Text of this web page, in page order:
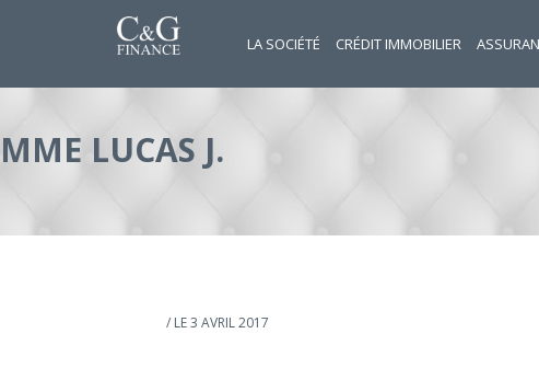
LA SOCIÉTÉ CRÉDIT IMMOBILIER
MME LUCAS J.
/ LE 3 AVRIL 2017